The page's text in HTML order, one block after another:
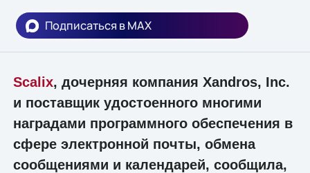
Подписаться в MAX
Scalix, дочерняя компания Xandros, Inc.
и поставщик удостоенного многими
наградами программного обеспечения в
сфере электронной почты, обмена
сообщениями и календарей, сообщила,